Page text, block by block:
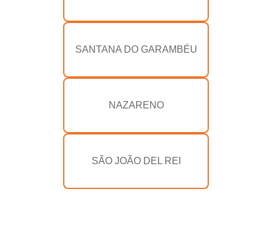
SANTANA DO GARAMBÉU
NAZARENO
SÃO JOÃO DEL REI